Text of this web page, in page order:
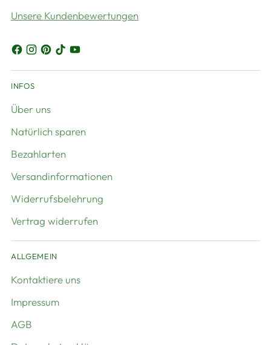
Unsere Kundenbewertungen
INFOS
Über uns
Natürlich sparen
Bezahlarten
Versandinformationen
Widerrufsbelehrung
Vertrag widerrufen
ALLGEMEIN
Kontaktiere uns
Impressum
AGB